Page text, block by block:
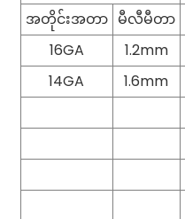
အတိုင်းအတာ မီလီမီတာ
16GA
1.2mm
14GA
1.6mm